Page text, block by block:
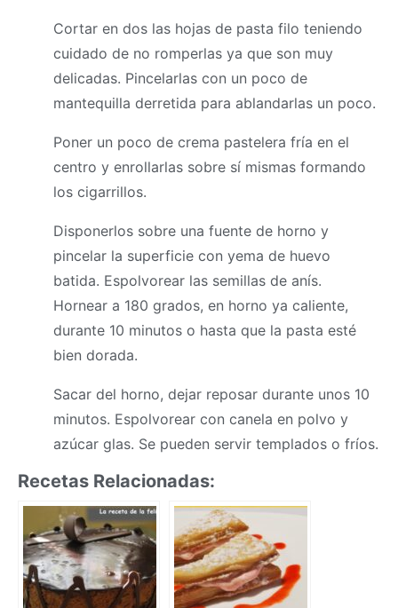
Cortar en dos las hojas de pasta filo teniendo
cuidado de no romperlas ya que son muy
delicadas. Pincelarlas con un poco de
mantequilla derretida para ablandarlas un poco.
Poner un poco de crema pastelera fría en el
centro y enrollarlas sobre sí mismas formando
los cigarrillos.
Disponerlos sobre una fuente de horno y
pincelar la superficie con yema de huevo
batida. Espolvorear las semillas de anís.
Hornear a 180 grados, en horno ya caliente,
durante 10 minutos o hasta que la pasta esté
bien dorada.
Sacar del horno, dejar reposar durante unos 10
minutos. Espolvorear con canela en polvo y
azúcar glas. Se pueden servir templados o fríos.
Recetas Relacionadas: